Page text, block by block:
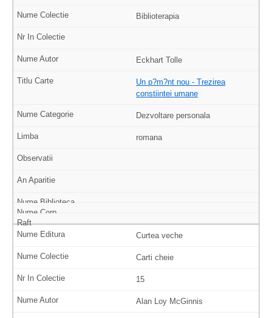
Biblioterapia
Eckhart Tolle
Un p?m?nt nou - Trezirea
constiintei umane
Dezvoltare personala
romana
Curtea veche
Carti cheie
15
Alan Loy McGinnis